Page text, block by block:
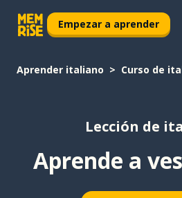
Empezar a aprender
Aprender italiano Curso de
Lección de
Aprende a